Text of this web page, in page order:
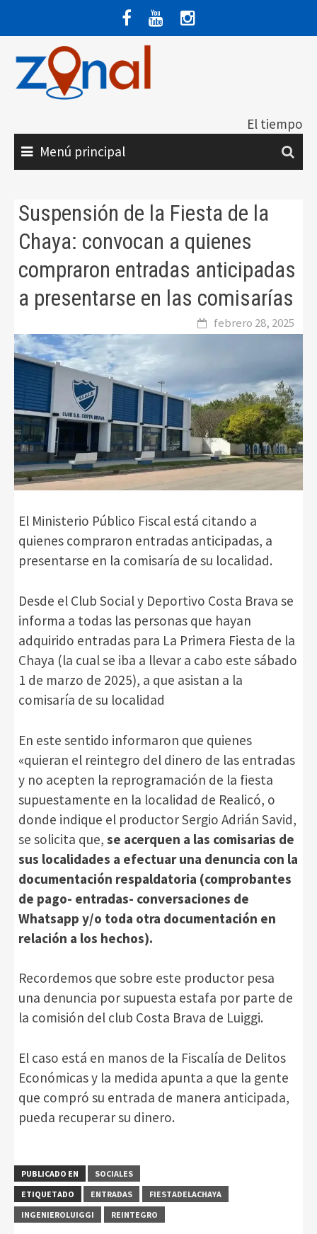
contenido
El tiempo
Menú principal
Suspensión de la Fiesta de la
Chaya: convocan a quienes
compraron entradas anticipadas
a presentarse en las comisarías
febrero 28, 2025
El Ministerio Público Fiscal está citando a
quienes compraron entradas anticipadas, a
presentarse en la comisaría de su localidad.
Desde el Club Social y Deportivo Costa Brava se
informa a todas las personas que hayan
adquirido entradas para La Primera Fiesta de la
Chaya (la cual se iba a llevar a cabo este sábado
1 de marzo de 2025), a que asistan a la
comisaría de su localidad
En este sentido informaron que quienes
«quieran el reintegro del dinero de las entradas
y no acepten la reprogramación de la fiesta
supuestamente en la localidad de Realicó, o
donde indique el productor Sergio Adrián Savid,
se solicita que, se acerquen a las comisarias de
sus localidades a efectuar una denuncia con la
documentación respaldatoria (comprobantes
de pago- entradas- conversaciones de
Whatsapp y/o toda otra documentación en
relación a los hechos).
Recordemos que sobre este productor pesa
una denuncia por supuesta estafa por parte de
la comisión del club Costa Brava de Luiggi.
El caso está en manos de la Fiscalía de Delitos
Económicas y la medida apunta a que la gente
que compró su entrada de manera anticipada,
pueda recuperar su dinero.
PUBLICADO EN
SOCIALES
ETIQUETADO
ENTRADAS
FIESTADELACHAYA
INGENIEROLUIGGI
REINTEGRO